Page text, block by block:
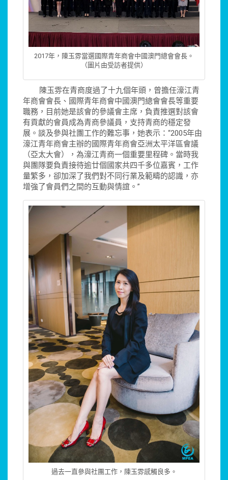
2017年，陳玉雰當選國際青年商會中國澳門總會會長。
（圖片由受訪者提供）
陳玉雰在青商度過了十九個年頭，曾擔任濠江青
年商會會長、國際青年商會中國澳門總會會長等重要
職務，目前她是該會的參議會主席，負責推選對該會
有貢獻的會員成為青商參議員，支持青商的穩定發
展。談及參與社團工作的難忘事，她表示：“2005年由
濠江青年商會主辦的國際青年商會亞洲太平洋區會議
（亞太大會），為濠江青商一個重要里程碑。當時我
與團隊要負責接待逾廿個國家共四千多位嘉賓，工作
量繁多，卻加深了我們對不同行業及範疇的認識，亦
增強了會員們之間的互動與情誼。”
過去一直參與社團工作，陳玉雰感觸良多。